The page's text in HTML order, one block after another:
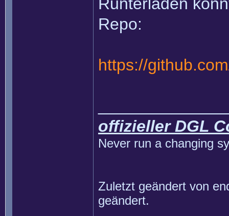
Repo:
https://
offizieller DGL
Never run a changing
Zuletzt geändert von
geändert.